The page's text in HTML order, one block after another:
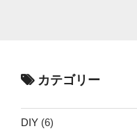
カテゴリー
DIY (6)